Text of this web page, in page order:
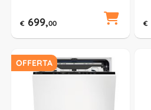
€ 699,00 €
OFFERTA